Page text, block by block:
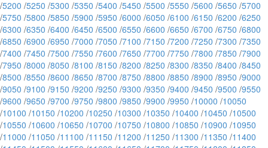
/5200 /5250 /5300 /5350 /5400 /5450 /5500 /5550 /5600 /5650 /5700
/5750 /5800 /5850 /5900 /5950 /6000 /6050 /6100 /6150 /6200 /6250
/6300 /6350 /6400 /6450 /6500 /6550 /6600 /6650 /6700 /6750 /6800
/6850 /6900 /6950 /7000 /7050 /7100 /7150 /7200 /7250 /7300 /7350
/7400 /7450 /7500 /7550 /7600 /7650 /7700 /7750 /7800 /7850 /7900
/7950 /8000 /8050 /8100 /8150 /8200 /8250 /8300 /8350 /8400 /8450
/8500 /8550 /8600 /8650 /8700 /8750 /8800 /8850 /8900 /8950 /9000
/9050 /9100 /9150 /9200 /9250 /9300 /9350 /9400 /9450 /9500 /9550
/9600 /9650 /9700 /9750 /9800 /9850 /9900 /9950 /10000 /10050
/10100 /10150 /10200 /10250 /10300 /10350 /10400 /10450 /10500
/10550 /10600 /10650 /10700 /10750 /10800 /10850 /10900 /10950
/11000 /11050 /11100 /11150 /11200 /11250 /11300 /11350 /11400